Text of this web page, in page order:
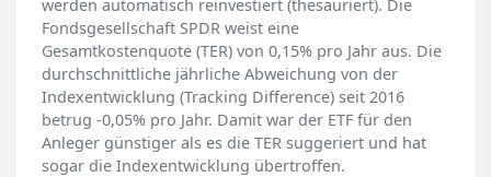
werden automatisch reinvestiert (thesauriert). Die
Fondsgesellschaft SPDR weist eine
Gesamtkostenquote (TER) von 0,15% pro Jahr aus. Die
durchschnittliche jährliche Abweichung von der
Indexentwicklung (Tracking Difference) seit 2016
betrug -0,05% pro Jahr. Damit war der ETF für den
Anleger günstiger als es die TER suggeriert und hat
sogar die Indexentwicklung übertroffen.